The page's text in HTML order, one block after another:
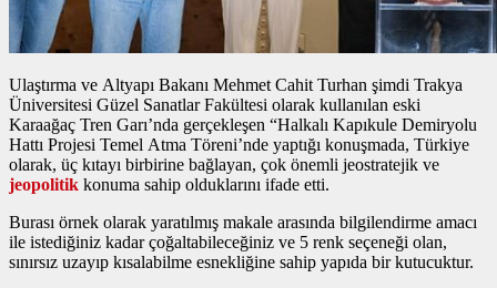
Ulaştırma ve Altyapı Bakanı Mehmet Cahit Turhan şimdi Trakya
Üniversitesi Güzel Sanatlar Fakültesi olarak kullanılan eski
Karaağaç Tren Garı’nda gerçekleşen “Halkalı Kapıkule Demiryolu
Hattı Projesi Temel Atma Töreni’nde yaptığı konuşmada, Türkiye
olarak, üç kıtayı birbirine bağlayan, çok önemli jeostratejik ve
jeopolitik konuma sahip olduklarını ifade etti.
Burası örnek olarak yaratılmış makale arasında bilgilendirme amacı
ile istediğiniz kadar çoğaltabileceğiniz ve 5 renk seçeneği olan,
sınırsız uzayıp kısalabilme esnekliğine sahip yapıda bir kutucuktur.